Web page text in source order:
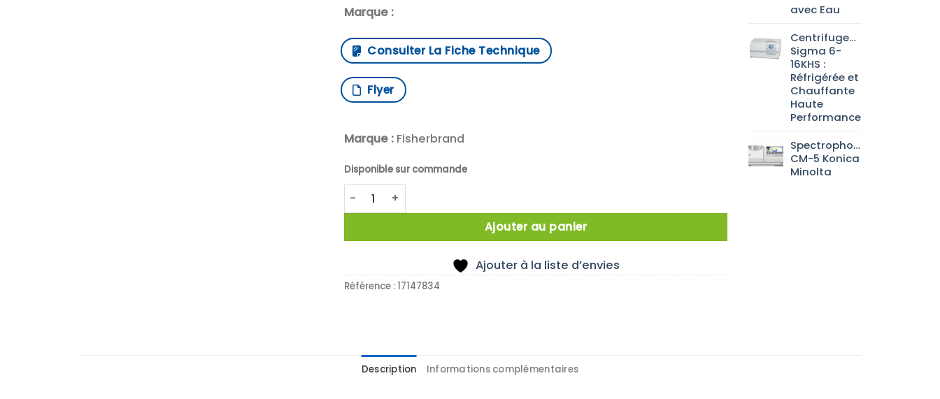
Marque :
Consulter La Fiche Technique
Flyer
Marque :Fisherbrand
Disponible sur commande
quantité de Module for 4 distributors, 2 possible per level
Ajouter au panier
Ajouter à la liste d’envies
Référence :17147834
avec Eau
Centrifugeuse
Sigma 6-
16KHS :
Réfrigérée et
Chauffante
Haute
Performance
Spectrophotomètre
CM-5 Konica
Minolta
Description Informations complémentaires